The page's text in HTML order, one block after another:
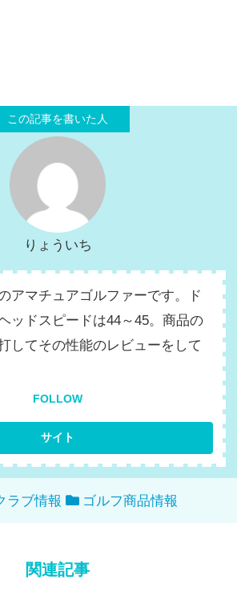
りょういち
アマチュアゴルファーです。ド
ッドスピードは44～45。商品の
してその性能のレビューをして
FOLLOW
ラブ情報 ゴルフ商品情報
関連記事